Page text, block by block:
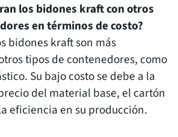
los bidones kraft con otros
en términos de costo?
bidones kraft son más
tipos de contenedores, como
Su bajo costo se debe a la
del material base, el cartón
eficiencia en su producción.